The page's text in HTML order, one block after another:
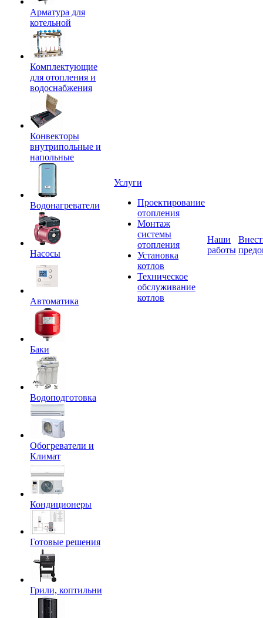
Арматура для
котельной
Комплектующие
для отопления и
водоснабжения
Конвекторы
внутрипольные и
напольные
Водонагреватели
Насосы
Автоматика
Баки
Водоподготовка
Обогреватели и
Климат
Кондиционеры
Готовые решения
Грили, коптильни
Услуги
Проектирование
отопления
Монтаж
системы
отопления
Установка
котлов
Техническое
обслуживание
котлов
Наши
работы